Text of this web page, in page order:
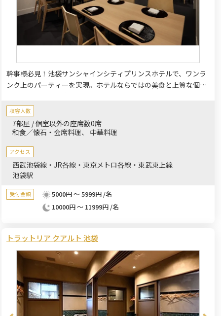
幹事様必見！池袋サンシャインシティプリンスホテルで、ワンラ
ンク上のパーティーを実現。ホテルならではの美食と上質な個
集まりを成功へ導きます。
収容人数
7部屋 / 個室以外の座席数0席
和食／懐石・会席料理
中華料理
アクセス
西武池袋線・JR各線・東京メトロ各線・東武東上線
池袋駅
受付金額
5000円 ～ 5999円 /名
10000円 ～ 11999円 /名
トラットリア クアルト 池袋